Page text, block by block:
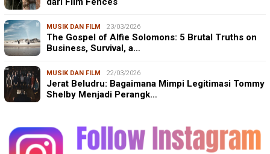
MUSIK DAN FILM 23/03/2026
The Gospel of Alfie Solomons: 5 Brutal Truths on
Business, Survival, a…
MUSIK DAN FILM 22/03/2026
Jerat Beludru: Bagaimana Mimpi Legitimasi Tommy
Shelby Menjadi Perangk…